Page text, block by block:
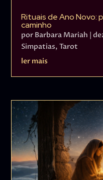
Rituais de Ano Novo:
caminho
por Barbara Mariah |
Simpatias,Tarot
ler mais